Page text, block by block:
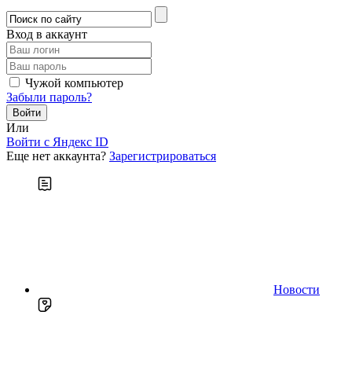
Вход в аккаунт
Чужой компьютер
Забыли пароль?
Или
Войти c Яндекс ID
Еще нет аккаунта? Зарегистрироваться
Новости